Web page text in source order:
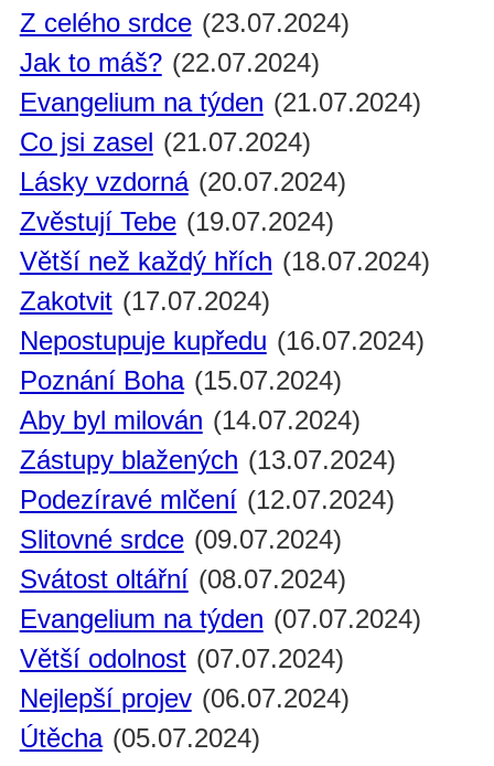
Z celého srdce (23.07.2024)
Jak to máš? (22.07.2024)
Evangelium na týden (21.07.2024)
Co jsi zasel (21.07.2024)
Lásky vzdorná (20.07.2024)
Zvěstují Tebe (19.07.2024)
Větší než každý hřích (18.07.2024)
Zakotvit (17.07.2024)
Nepostupuje kupředu (16.07.2024)
Poznání Boha (15.07.2024)
Aby byl milován (14.07.2024)
Zástupy blažených (13.07.2024)
Podezíravé mlčení (12.07.2024)
Slitovné srdce (09.07.2024)
Svátost oltářní (08.07.2024)
Evangelium na týden (07.07.2024)
Větší odolnost (07.07.2024)
Nejlepší projev (06.07.2024)
Útěcha (05.07.2024)